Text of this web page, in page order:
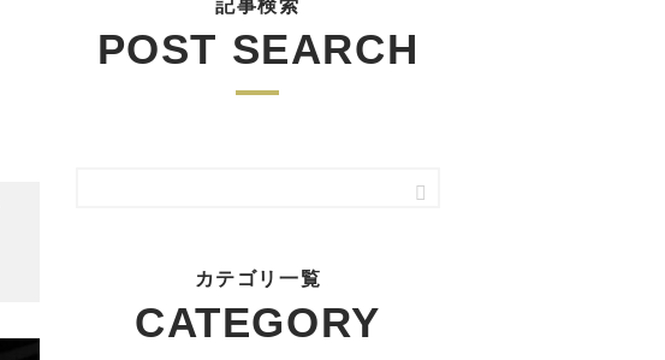
記事検索
POST SEARCH
カテゴリ一覧
CATEGORY